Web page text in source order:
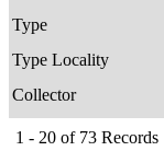
Type
Type Locality
Collector
1 - 20 of 73 Records